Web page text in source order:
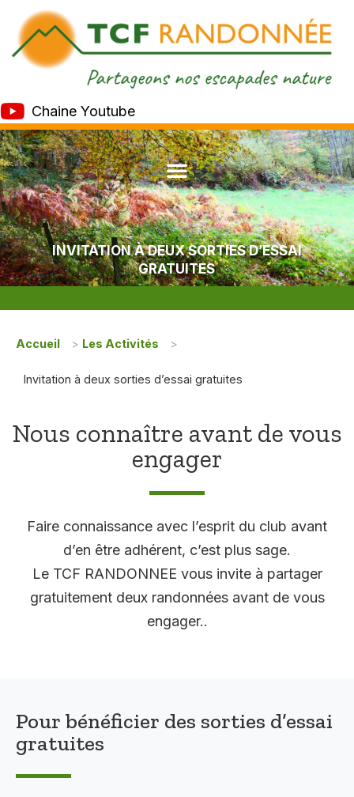
Chaine Youtube
INVITATION À DEUX SORTIES D’ESSAI
GRATUITES
Accueil > Les Activités >
Invitation à deux sorties d’essai gratuites
Nous connaître avant de vous
engager
Faire connaissance avec l’esprit du club avant
d’en être adhérent, c’est plus sage.
Le TCF RANDONNEE vous invite à partager
gratuitement deux randonnées avant de vous
engager..
Pour bénéficier des sorties d’essai
gratuites